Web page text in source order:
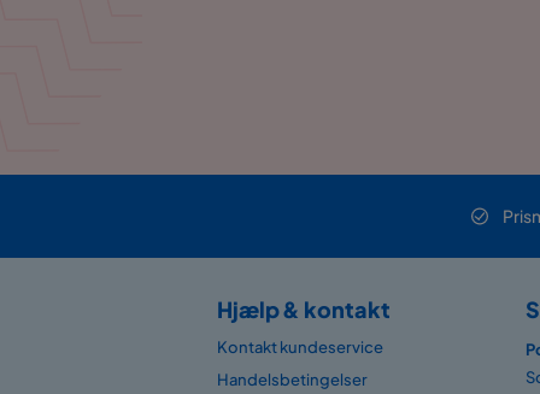
Hjælp & kontakt
Kontakt kundeservice
Handelsbetingelser